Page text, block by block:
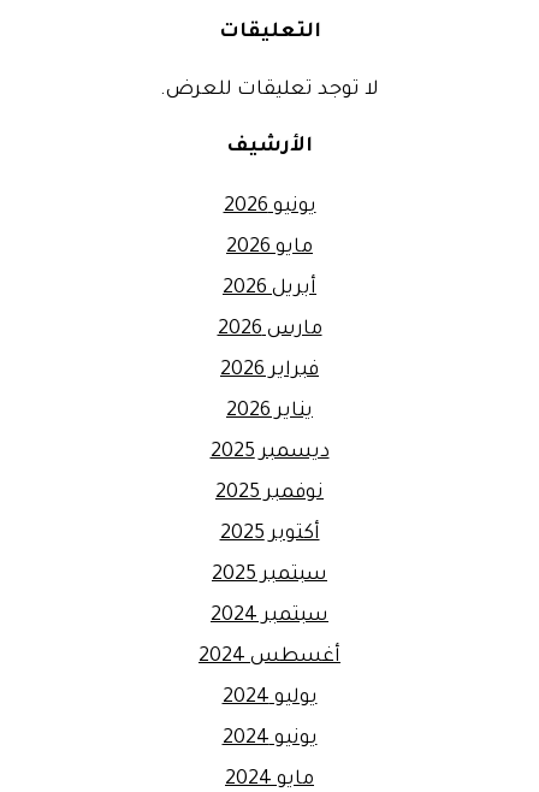
التعليقات
لا توجد تعليقات للعرض.
الأرشيف
يونيو 2026
مايو 2026
أبريل 2026
مارس 2026
فبراير 2026
يناير 2026
ديسمبر 2025
نوفمبر 2025
أكتوبر 2025
سبتمبر 2025
سبتمبر 2024
أغسطس 2024
يوليو 2024
يونيو 2024
مايو 2024